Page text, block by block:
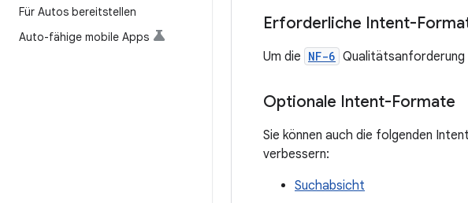
Für Autos bereitstellen
Auto-fähige mobile Apps
Erforderliche Intent-
Um die NF-6 Qualitätsanforderung
Optionale Intent-Formate
Sie können auch die folgenden
verbessern:
Suchabsicht